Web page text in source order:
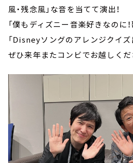
風・残念風」な音を当てて演出！
「僕もディズニー音楽好きなのに！
「Disneyソングのアレンジクイズ出
ぜひ来年またコンビでお越しくだ